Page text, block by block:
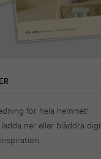
för hela hemmet!
ner eller bläddra